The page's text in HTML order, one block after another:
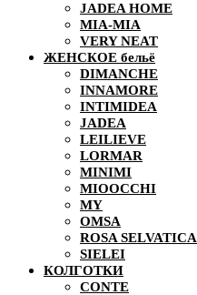
JADEA HOME
MIA-MIA
VERY NEAT
ЖЕНСКОЕ бельё
DIMANCHE
INNAMORE
INTIMIDEA
JADEA
LEILIEVE
LORMAR
MINIMI
MIOOCCHI
MY
OMSA
ROSA SELVATICA
SIELEI
КОЛГОТКИ
CONTE